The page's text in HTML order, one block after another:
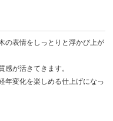
の表情をしっとりと浮かび上が
が活きてきます。
年変化を楽しめる仕上げになっ